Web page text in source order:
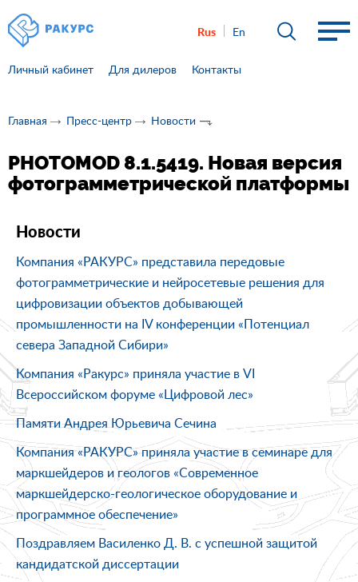
Rus En
Личный кабинет Для дилеров Контакты
Главная Пресс-центр Новости
PHOTOMOD 8.1.5419. Новая версия
фотограмметрической платформы
Новости
Компания «РАКУРС» представила передовые
фотограмметрические и нейросетевые решения для
цифровизации объектов добывающей
промышленности на IV конференции «Потенциал
севера Западной Сибири»
Компания «Ракурс» приняла участие в VI
Всероссийском форуме «Цифровой лес»
Памяти Андрея Юрьевича Сечина
Компания «РАКУРС» приняла участие в семинаре для
маркшейдеров и геологов «Современное
маркшейдерско-геологическое оборудование и
программное обеспечение»
Поздравляем Василенко Д. В. с успешной защитой
кандидатской диссертации